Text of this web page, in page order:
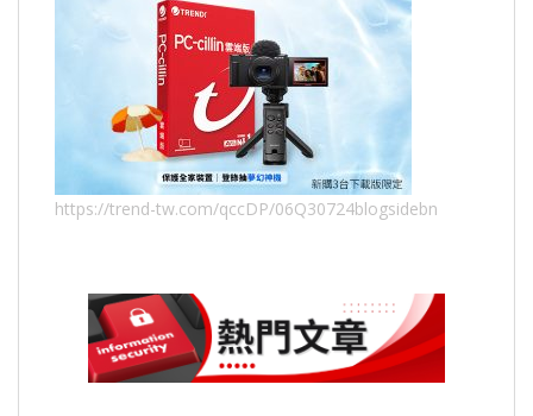
https://trend-tw.com/qccDP/06Q30724blogsidebn